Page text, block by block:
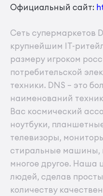
Официальный сайт:
Сеть супермаркетов
крупнейшим IT-
размеру игроком
потребительской
техники. DNS – это
наименований
Вас космический
ноутбуки,
телевизоры,
стиральные машины,
многое другое. Наша
людей, сделав
количеству